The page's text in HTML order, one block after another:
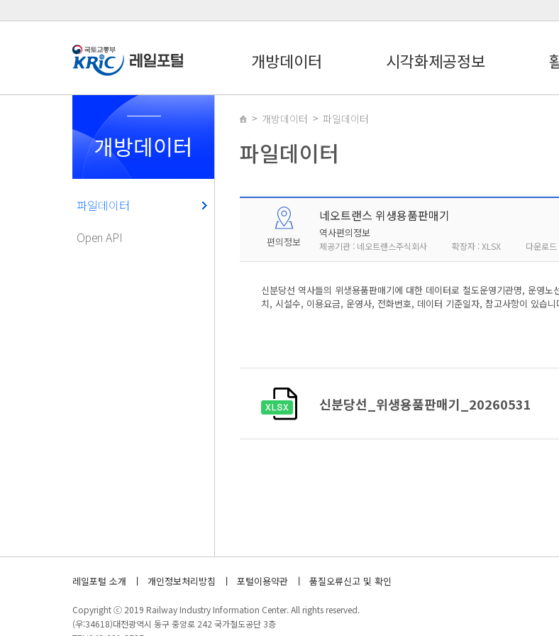
개방데이터 시각화제공정보
개방데이터
파일데이터
Open API
개방데이터 파일데이터
파일데이터
편의정보
네오트랜스 위생용품판매기
역사편의정보
제공기관 : 네오트랜스주식회사 확장자 : XLSX 다운로
신분당선 역사들의 위생용품판매기에 대한 데이터로 철도운영기관명, 운영
치, 시설수, 이용요금, 운영사, 전화번호, 데이터 기준일자, 참고사항이 있습니
신분당선_위생용품판매기_20260531
레일포털 소개 개인정보처리방침 포털이용약관 품질오류신고 및 확인
Copyright ⓒ 2019 Railway Industry Information Center. All rights reserved.
(우:34618)대전광역시 동구 중앙로 242 국가철도공단 3층